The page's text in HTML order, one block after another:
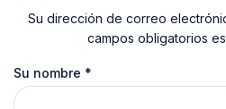
Su dirección de correo
campos obligatorios
Su nombre *